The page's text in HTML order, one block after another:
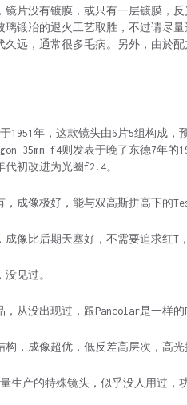
镜片没有镀膜，或只有一层镀膜，
锻冶的退火工艺取胜，不过请尽
远，通常很多毛病。另外，由於
1951年，这款镜头由6片5组构成，
35mm f4则发表于晚了东德7年
代初改进为光圈f2.4。
成像极好，能与双高斯拼高下的
像比后期天塞好，不需要追求红T
见过。
从没出现过，跟Pancolar是一样的
，成像超优，低反差高层次，高光
生产的特殊镜头，似乎没人用过，